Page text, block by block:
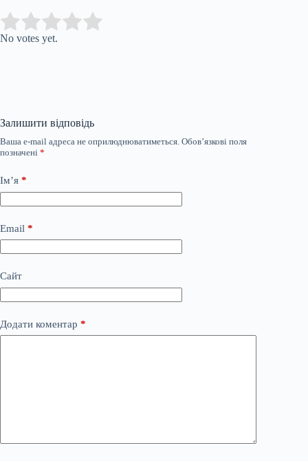
Rate this item:
No votes yet.
Залишити відповідь
Ваша e-mail адреса не оприлюднюватиметься. Обов’язкові поля
позначені *
Ім’я *
Email *
Сайт
Додати коментар *